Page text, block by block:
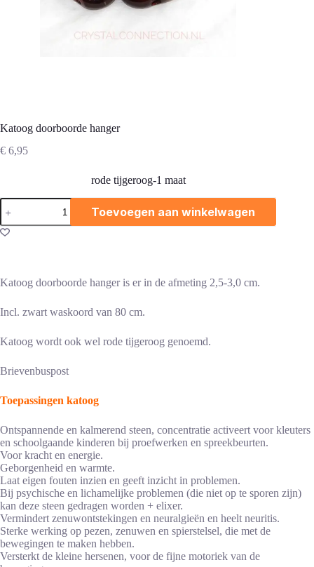
Katoog doorboorde hanger
€ 6,95
rode tijgeroog-1 maat
Katoog
doorboorde
hanger
aantal
Toevoegen aan winkelwagen
Katoog doorboorde hanger is er in de afmeting 2,5-3,0 cm.
Incl. zwart waskoord van 80 cm.
Katoog wordt ook wel rode tijgeroog genoemd.
Brievenbuspost
Toepassingen katoog
Ontspannende en kalmerend steen, concentratie activeert voor kleuters
en schoolgaande kinderen bij proefwerken en spreekbeurten.
Voor kracht en energie.
Geborgenheid en warmte.
Laat eigen fouten inzien en geeft inzicht in problemen.
Bij psychische en lichamelijke problemen (die niet op te sporen zijn)
kan deze steen gedragen worden + elixer.
Vermindert zenuwontstekingen en neuralgieën en heelt neuritis.
Sterke werking op pezen, zenuwen en spierstelsel, die met de
bewegingen te maken hebben.
Versterkt de kleine hersenen, voor de fijne motoriek van de